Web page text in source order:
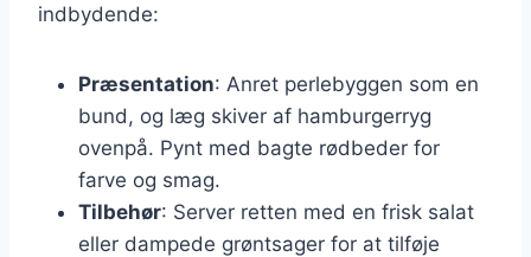
indbydende:
Præsentation: Anret perlebyggen som en
bund, og læg skiver af hamburgerryg
ovenpå. Pynt med bagte rødbeder for
farve og smag.
Tilbehør: Server retten med en frisk salat
eller dampede grøntsager for at tilføje